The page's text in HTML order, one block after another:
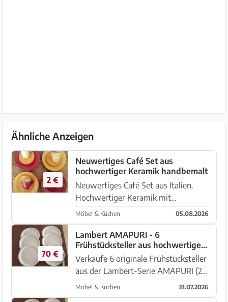
Ähnliche Anzeigen
2 €
Neuwertiges Café Set aus
hochwertiger Keramik handbemalt
Neuwertiges Café Set aus Italien.
Hochwertiger Keramik mit
handbemaltem, dezentem
goldfarbenen Rand. Bestehend aus 5
kleinen Tassen, 4 Unterteller sowie 4
Dessert / Frühstücks Teller. Zum
verlieben s...
Möbel & Küchen 05.08.2026
70 €
Lambert AMAPURI - 6
Frühstücksteller aus hochwertigem
Hartsteinzeug
Verkaufe 6 originale Frühstücksteller
aus der Lambert-Serie AMAPURI (23
cm Durchmesser). Gefertigt aus
hochwertigem, porzellanähnlichem
Möbel & Küchen 31.07.2026